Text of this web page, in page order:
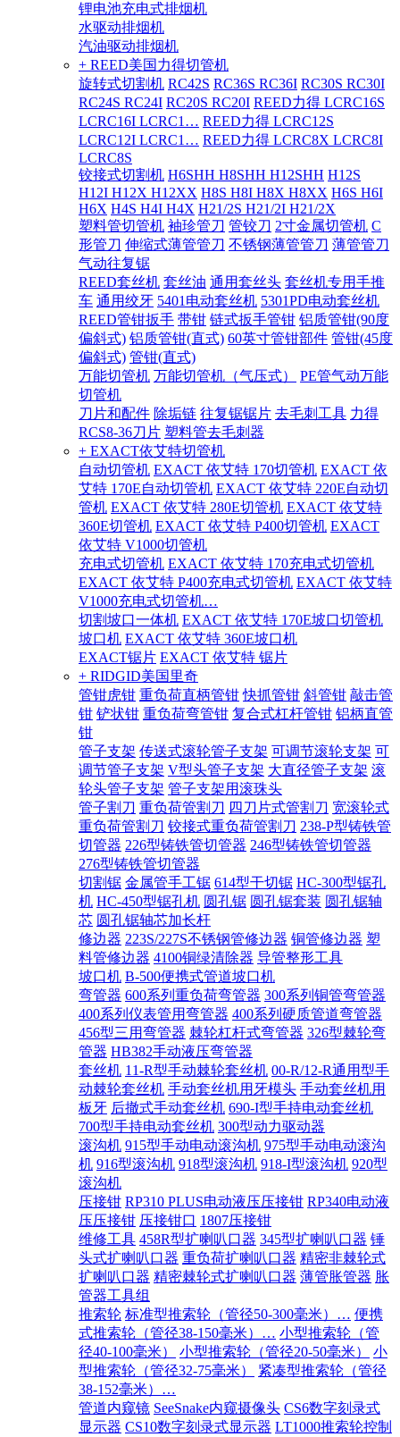
锂电池充电式排烟机
水驱动排烟机
汽油驱动排烟机
+ REED美国力得切管机
旋转式切割机 RC42S RC36S RC36I RC30S RC30I
RC24S RC24I RC20S RC20I REED力得 LCRC16S
LCRC16I LCRC1… REED力得 LCRC12S
LCRC12I LCRC1… REED力得 LCRC8X LCRC8I
LCRC8S
铰接式切割机 H6SHH H8SHH H12SHH H12S
H12I H12X H12XX H8S H8I H8X H8XX H6S H6I
H6X H4S H4I H4X H21/2S H21/2I H21/2X
塑料管切管机 袖珍管刀 管铰刀 2寸金属切管机 C
形管刀 伸缩式薄管管刀 不锈钢薄管管刀 薄管管刀
气动往复锯
REED套丝机 套丝油 通用套丝头 套丝机专用手推
车 通用绞牙 5401电动套丝机 5301PD电动套丝机
REED管钳扳手 带钳 链式扳手管钳 铝质管钳(90度
偏斜式) 铝质管钳(直式) 60英寸管钳部件 管钳(45度
偏斜式) 管钳(直式)
万能切管机 万能切管机（气压式）
PE管气动万能
切管机
刀片和配件 除垢链 往复锯锯片 去毛刺工具 力得
RCS8-36刀片 塑料管去毛刺器
+ EXACT依艾特切管机
自动切管机 EXACT 依艾特 170切管机 EXACT 依
艾特 170E自动切管机 EXACT 依艾特 220E自动切
管机 EXACT 依艾特 280E切管机 EXACT 依艾特
360E切管机 EXACT 依艾特 P400切管机 EXACT
依艾特 V1000切管机
充电式切管机 EXACT 依艾特 170充电式切管机
EXACT 依艾特 P400充电式切管机 EXACT 依艾特
V1000充电式切管机…
切割坡口一体机 EXACT 依艾特 170E坡口切管机
坡口机 EXACT 依艾特 360E坡口机
EXACT锯片 EXACT 依艾特 锯片
+ RIDGID美国里奇
管钳虎钳 重负荷直柄管钳 快抓管钳 斜管钳 敲击管
钳 铲状钳 重负荷弯管钳 复合式杠杆管钳 铝柄直管
钳
管子支架 传送式滚轮管子支架 可调节滚轮支架 可
调节管子支架 V型头管子支架 大直径管子支架 滚
轮头管子支架 管子支架用滚珠头
管子割刀 重负荷管割刀 四刀片式管割刀 宽滚轮式
重负荷管割刀 铰接式重负荷管割刀 238-P型铸铁管
切管器 226型铸铁管切管器 246型铸铁管切管器
276型铸铁管切管器
切割锯 金属管手工锯 614型干切锯 HC-300型锯孔
机 HC-450型锯孔机 圆孔锯 圆孔锯套装 圆孔锯轴
芯 圆孔锯轴芯加长杆
修边器 223S/227S不锈钢管修边器 铜管修边器 塑
料管修边器 4100铜绿清除器 导管整形工具
坡口机 B-500便携式管道坡口机
弯管器 600系列重负荷弯管器 300系列铜管弯管器
400系列仪表管用弯管器 400系列硬质管道弯管器
456型三用弯管器 棘轮杠杆式弯管器 326型棘轮弯
管器 HB382手动液压弯管器
套丝机 11-R型手动棘轮套丝机 00-R/12-R通用型手
动棘轮套丝机 手动套丝机用牙模头 手动套丝机用
板牙 后撤式手动套丝机 690-I型手持电动套丝机
700型手持电动套丝机 300型动力驱动器
滚沟机 915型手动电动滚沟机 975型手动电动滚沟
机 916型滚沟机 918型滚沟机 918-I型滚沟机 920型
滚沟机
压接钳 RP310 PLUS电动液压压接钳 RP340电动液
压压接钳 压接钳口 1807压接钳
维修工具 458R型扩喇叭口器 345型扩喇叭口器 锤
头式扩喇叭口器 重负荷扩喇叭口器 精密非棘轮式
扩喇叭口器 精密棘轮式扩喇叭口器 薄管胀管器 胀
管器工具组
推索轮 标准型推索轮（管径50-300毫米）… 便携
式推索轮（管径38-150毫米）… 小型推索轮（管
径40-100毫米）
小型推索轮（管径20-50毫米）
小
型推索轮（管径32-75毫米）
紧凑型推索轮（管径
38-152毫米）…
管道内窥镜 SeeSnake内窥摄像头 CS6数字刻录式
显示器 CS10数字刻录式显示器 LT1000推索轮控制